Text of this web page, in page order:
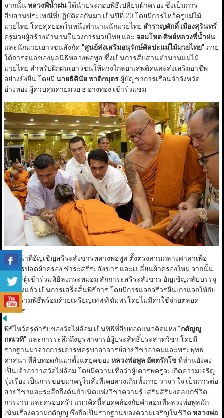
จากนั้นหลวงพี่น้ำฝนได้นำประกอบพิธีเปลี่ยนผ้าครอง ซึ่งเป็นการ
สืบสานประเพณีที่ปฏิบัติต่อกันมา เป็นปีที่ 20 โดยมีการไหว้ครูแม่ไม้
มวยไทย โดยสุดยอดในหนึ่งตำนานนักมวยไทย สำราญศักดิ์ เมืองสุรินทร์
ครูมวยผู้สร้างตำนานในวงการมวยไทย และ จอมโหด ศิษย์หลวงพี่น้ำฝน
และนักมวยเยาวชนสังกัด “ศูนย์ส่งเสริมอนุรักษ์ศิลปะแม่ไม้มวยไทย” ภาย
ใต้การดูแลของมูลนิธิหลวงพ่อพูล ซึ่งเป็นการสืบสานตำนานแม่ไม้
มวยไทย สำหรับฝึกฝนเยาวชนให้ห่างไกลยาเสพติดและส่งเสริมอาชีพ
อย่างยั่งยืน โดยมี นายธิตินัย พาติกบุตรผู้บัญชาการเรือนจำจังหวัด
อ่างทอง ผู้ควบคุมค่ายมวย ธ.อ่างทอง เข้าร่วมชม
เจ้าหน้าที่อัญเชิญสรีระสังขารหลวงพ่อพูล ตั้งตรงลานกลางศาลาเพื่อ
ทำการปลดผ้าครอง ชำระสรีระสังขาร และเปลี่ยนผ้าครองใหม่ จากนั้น
เปิดให้ผู้เข้าร่วมพิธีลงกระหม่อม สักการะสรีระสังขาร อัญเชิญกลับบรรจุ
ในโลงแก้ว เป็นการเสร็จสิ้นพิธีการ โดยมีการแจกจรีวรผืนเก่าแจกให้กับ
ผู้เข้าร่วมพิธีพร้อมด้วยเหรียญเทพฑิฆัมพรโดยไม่มีค่าใช้จ่ายตลอด
พิธีการ
พิธีไหว้ครูตำรับของวัดไผ่ล้อม เป็นพิธีที่สืบทอดแนวคิดแห่ง “กตัญญู
กตเวที” และการระลึกถึงบูรพาจารย์ผู้ประสิทธิ์ประสาทวิชา โดยมี
รากฐานมาจากการเคารพครูบาอาจารย์สายวิชาอาคมและพระพุทธ
ศาสนา ที่สืบทอดกันมาตั้งแต่ยุคของ หลวงพ่อพูล อัตตรักโข ที่ท่านยังคง
เป็นเจ้าอาวาสวัดไผ่ล้อม โดยมีความเชื่อว่าผู้เคารพครูจะเกิดความเจริญ
รุ่งเรือง เป็นการขอขมาครูในสิ่งที่เคยล่วงเกินทั้งกาย วาจา ใจ เป็นการต่อ
สายวิชาและระลึกถึงต้นกำเนิดแห่งวิชาความรู้ เสริมสิริมงคลแก่ชีวิต
การงาน และครอบครัว แนวคิดนี้สอดคล้องกับคำสอนที่หลวงพ่อพูลมัก
เน้นเรื่องความกตัญญู ซึ่งถือเป็นรากฐานของความเจริญในชีวิต หลวงพ่อ